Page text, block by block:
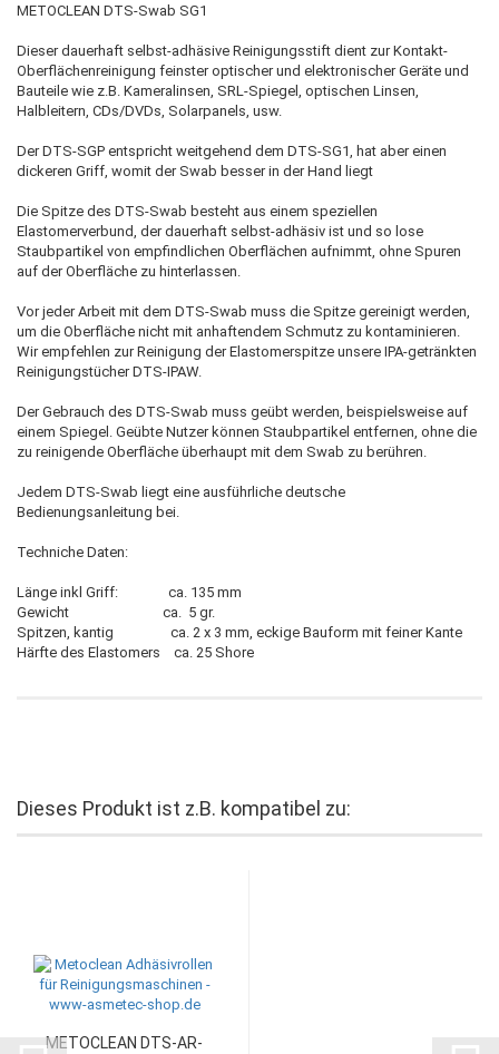
METOCLEAN DTS-Swab SG1
Dieser dauerhaft selbst-adhäsive Reinigungsstift dient zur Kontakt-
Oberflächenreinigung feinster optischer und elektronischer Geräte und
Bauteile wie z.B. Kameralinsen, SRL-Spiegel, optischen Linsen,
Halbleitern, CDs/DVDs, Solarpanels, usw.
Der DTS-SGP entspricht weitgehend dem DTS-SG1, hat aber einen
dickeren Griff, womit der Swab besser in der Hand liegt
Die Spitze des DTS-Swab besteht aus einem speziellen
Elastomerverbund, der dauerhaft selbst-adhäsiv ist und so lose
Staubpartikel von empfindlichen Oberflächen aufnimmt, ohne Spuren
auf der Oberfläche zu hinterlassen.
Vor jeder Arbeit mit dem DTS-Swab muss die Spitze gereinigt werden,
um die Oberfläche nicht mit anhaftendem Schmutz zu kontaminieren.
Wir empfehlen zur Reinigung der Elastomerspitze unsere IPA-getränkten
Reinigungstücher DTS-IPAW.
Der Gebrauch des DTS-Swab muss geübt werden, beispielsweise auf
einem Spiegel. Geübte Nutzer können Staubpartikel entfernen, ohne die
zu reinigende Oberfläche überhaupt mit dem Swab zu berühren.
Jedem DTS-Swab liegt eine ausführliche deutsche
Bedienungsanleitung bei.
Techniche Daten:
Länge inkl Griff: ca. 135 mm
Gewicht ca. 5 gr.
Spitzen, kantig ca. 2 x 3 mm, eckige Bauform mit feiner Kante
Härfte des Elastomers ca. 25 Shore
Dieses Produkt ist z.B. kompatibel zu:
METOCLEAN DTS-AR-